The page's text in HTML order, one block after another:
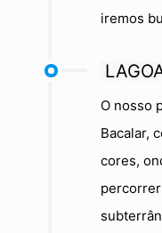
iremos
O nosso
Bacalar,
cores,